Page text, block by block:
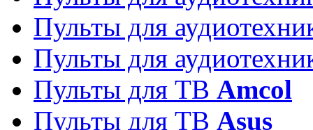
Пульты для
Пульты для
Пульты для ТВ Amcol
Пульты для ТВ Asus